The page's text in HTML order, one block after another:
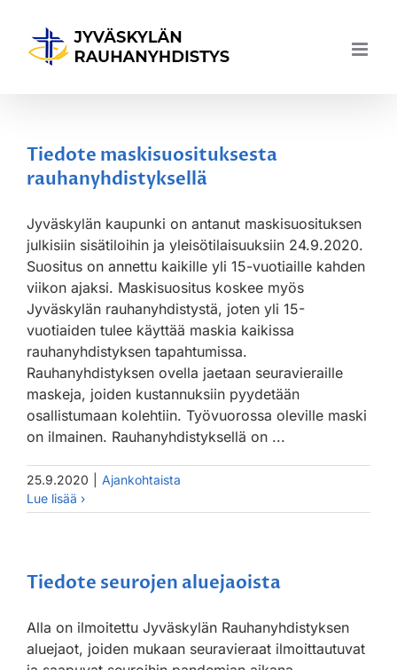
content
Tiedote maskisuosituksesta
rauhanyhdistyksellä
Jyväskylän kaupunki on antanut maskisuosituksen
julkisiin sisätiloihin ja yleisötilaisuuksiin 24.9.2020.
Suositus on annettu kaikille yli 15-vuotiaille kahden
viikon ajaksi. Maskisuositus koskee myös
Jyväskylän rauhanyhdistystä, joten yli 15-
vuotiaiden tulee käyttää maskia kaikissa
rauhanyhdistyksen tapahtumissa.
Rauhanyhdistyksen ovella jaetaan seuravieraille
maskeja, joiden kustannuksiin pyydetään
osallistumaan kolehtiin. Työvuorossa oleville maski
on ilmainen. Rauhanyhdistyksellä on ...
25.9.2020 Ajankohtaista
Tiedote seurojen aluejaoista
Alla on ilmoitettu Jyväskylän Rauhanyhdistyksen
aluejaot, joiden mukaan seuravieraat ilmoittautuvat